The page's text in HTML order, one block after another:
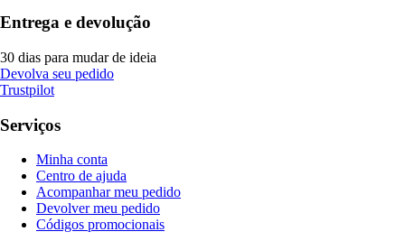
Entrega e devolução
30 dias para mudar de ideia
Devolva seu pedido
Trustpilot
Serviços
Minha conta
Centro de ajuda
Acompanhar meu pedido
Devolver meu pedido
Códigos promocionais